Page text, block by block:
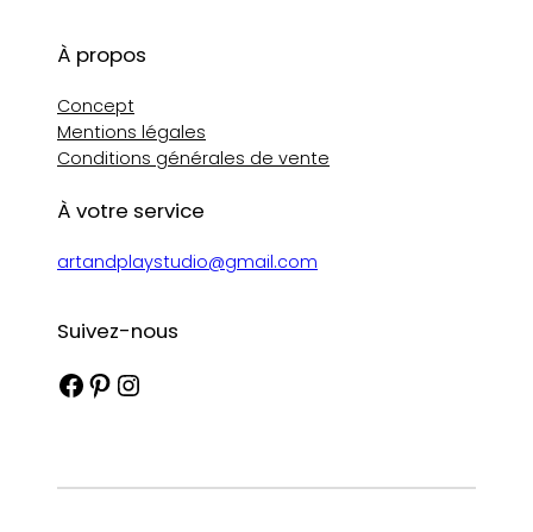
À propos
Concept
Mentions légales
Conditions générales de vente
À votre service
artandplaystudio@gmail.com
Suivez-nous
Facebook Pinterest Instagram